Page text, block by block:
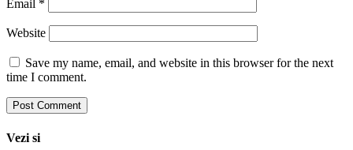
Email *
Website
Save my name, email, and website in this browser for the next
time I comment.
Vezi si